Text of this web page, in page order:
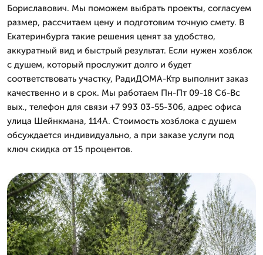
Бориславович. Мы поможем выбрать проекты, согласуем
размер, рассчитаем цену и подготовим точную смету. В
Екатеринбурга такие решения ценят за удобство,
аккуратный вид и быстрый результат. Если нужен хозблок
с душем, который прослужит долго и будет
соответствовать участку, РадиДОМА-Ктр выполнит заказ
качественно и в срок. Мы работаем Пн-Пт 09-18 Сб-Вс
вых., телефон для связи +7 993 03-55-306, адрес офиса
улица Шейнкмана, 114А. Стоимость хозблока с душем
обсуждается индивидуально, а при заказе услуги под
ключ скидка от 15 процентов.